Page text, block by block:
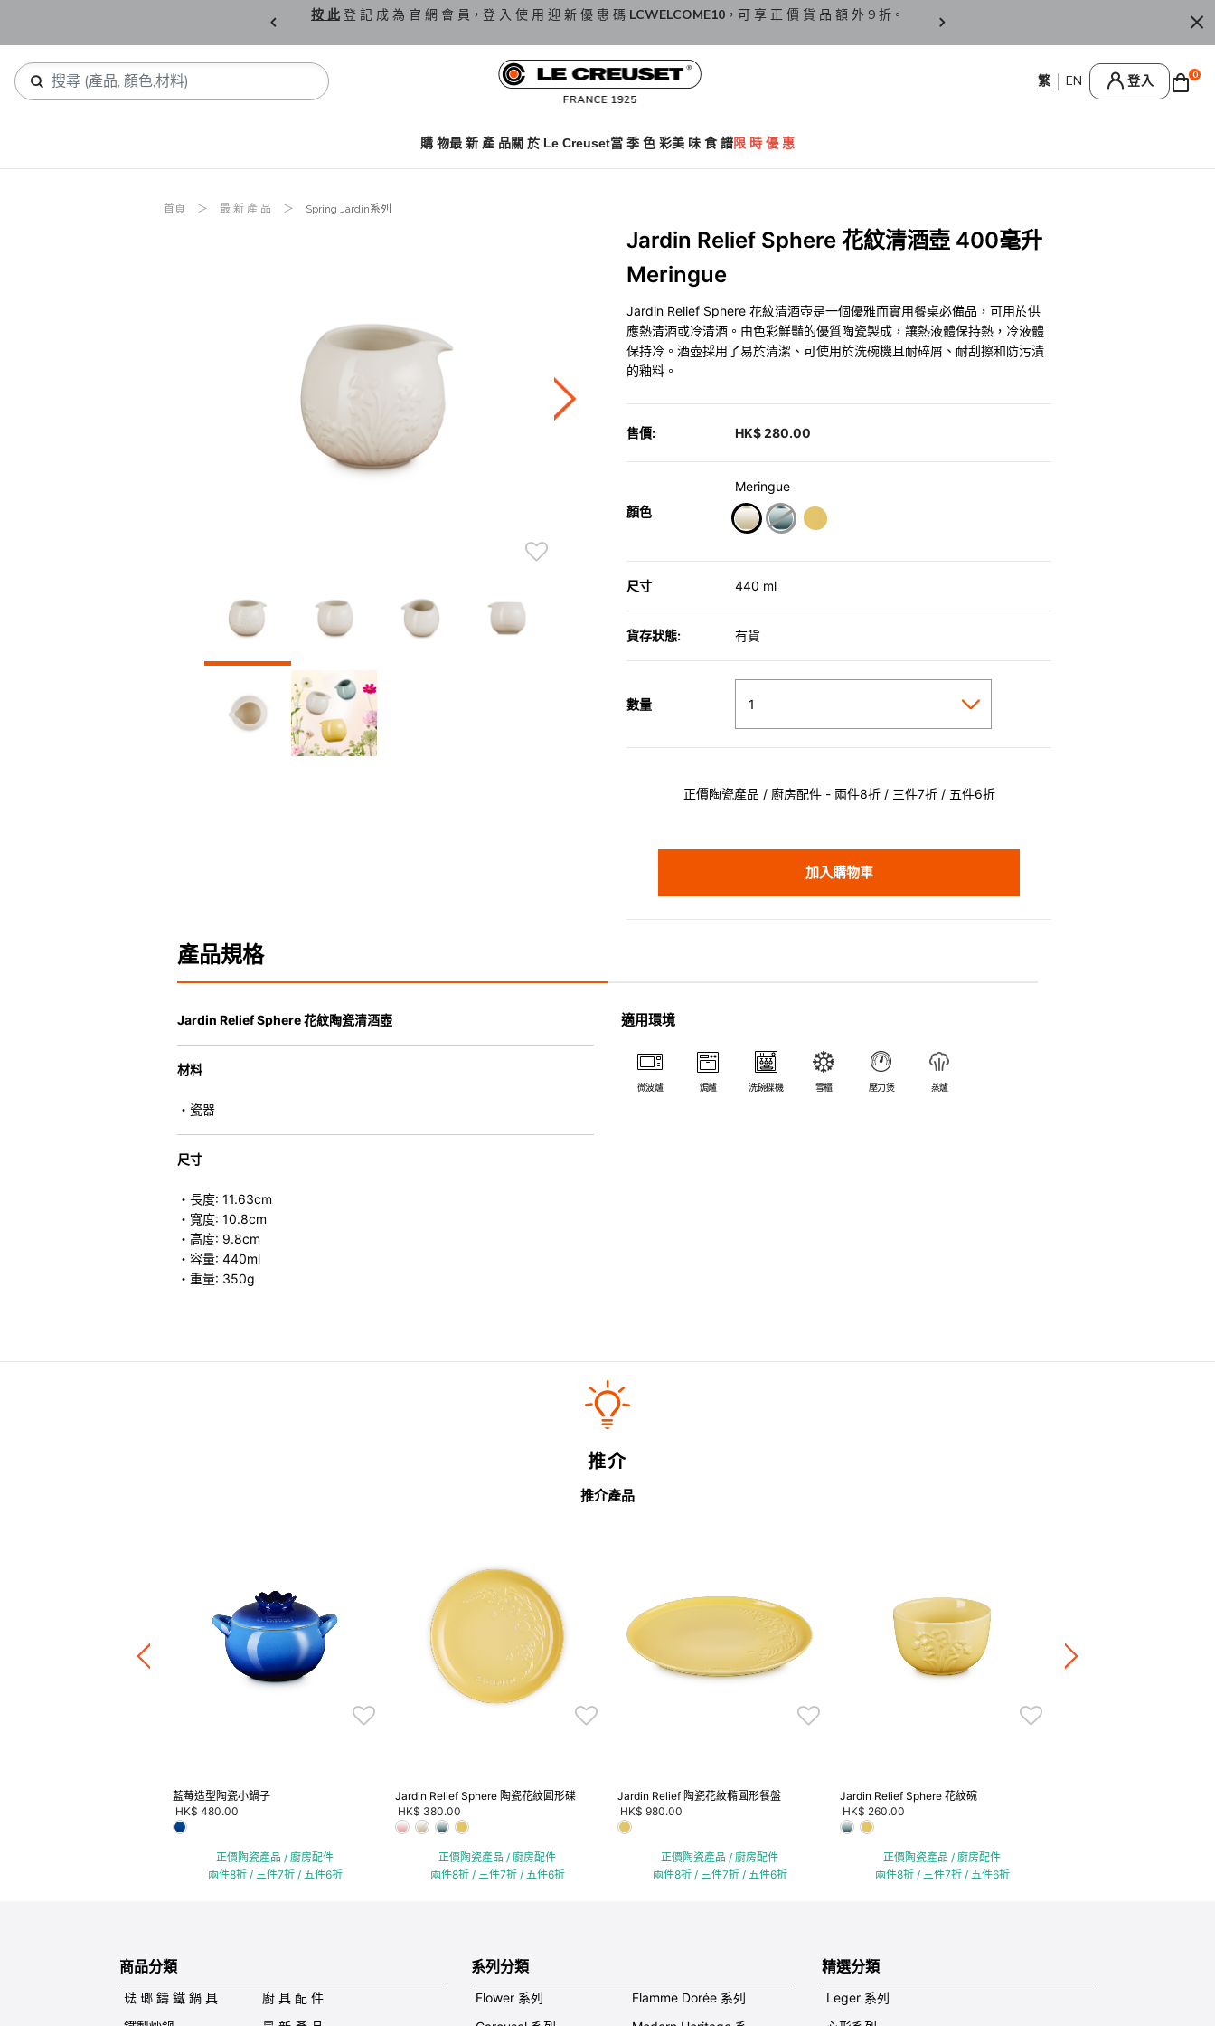
按 此 登 記 成 為 官 網 會 員，登 入 使 用 迎 新 優 惠 碼 LCWELCOME10 ，可 享 正 價 貨 品 額 外 9 折。 香 港 / 澳 門 訂 單 滿
登入 0
購 物最 新 產 品關 於 Le Creuset當 季 色 彩美 味 食 譜限 時 優 惠
首頁 最 新 產 品 Spring Jardin系列
Jardin Relief Sphere 花紋清酒壺 400毫升
Meringue
Jardin Relief Sphere 花紋清酒壺是一個優雅而實用餐桌必備品，可用於供
應熱清酒或冷清酒。由色彩鮮豔的優質陶瓷製成，讓熱液體保持熱，冷液體
保持冷。酒壺採用了易於清潔、可使用於洗碗機且耐碎屑、耐刮擦和防污漬
的釉料。
售價: HK$ 280.00
顏色
Meringue
尺寸 440 ml
貨存狀態: 有貨
數量
正價陶瓷產品 / 廚房配件 - 兩件8折 / 三件7折 / 五件6折
加入購物車
產品規格
Jardin Relief Sphere 花紋陶瓷清酒壺
材料
・瓷器
尺寸
・長度: 11.63cm
・寬度: 10.8cm
・高度: 9.8cm
・容量: 440ml
・重量: 350g
適用環境
微波爐 焗爐 洗碗碟機 雪櫃 壓力煲 蒸爐
推介
推介產品
藍莓造型陶瓷小鍋子
HK$ 480.00
正價陶瓷產品 / 廚房配件
兩件8折 / 三件7折 / 五件6折
Jardin Relief Sphere 陶瓷花紋圓形碟
HK$ 380.00
正價陶瓷產品 / 廚房配件
兩件8折 / 三件7折 / 五件6折
Jardin Relief 陶瓷花紋橢圓形餐盤
HK$ 980.00
正價陶瓷產品 / 廚房配件
兩件8折 / 三件7折 / 五件6折
Jardin Relief Sphere 花紋碗
HK$ 260.00
正價陶瓷產品 / 廚房配件
兩件8折 / 三件7折 / 五件6折
商品分類
琺 瑯 鑄 鐵 鍋 具
廚 具 配 件
系列分類
Flower 系列
Flamme Dorée 系列
精選分類
Leger 系列